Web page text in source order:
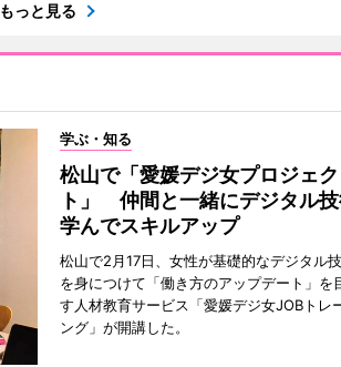
もっと見る
学ぶ・知る
松山で「愛媛デジ女プロジェク
ト」 仲間と一緒にデジタル
学んでスキルアップ
松山で2月17日、女性が基礎的なデジタル
を身につけて「働き方のアップデート」を
す人材教育サービス「愛媛デジ女JOBトレ
ング」が開講した。